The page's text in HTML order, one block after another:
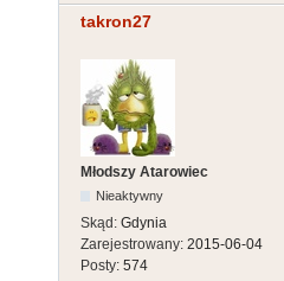
takron27
Młodszy Atarowiec
Nieaktywny
Skąd: Gdynia
Zarejestrowany: 2015-06-04
Posty: 574